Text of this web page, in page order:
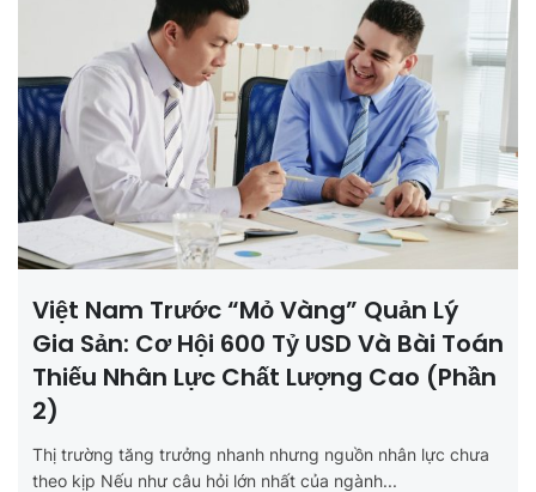
Việt Nam Trước “mỏ Vàng” Quản Lý
Gia Sản: Cơ Hội 600 Tỷ USD Và Bài Toán
Thiếu Nhân Lực Chất Lượng Cao (Phần
2)
Thị trường tăng trưởng nhanh nhưng nguồn nhân lực chưa
theo kịp Nếu như câu hỏi lớn nhất của ngành...